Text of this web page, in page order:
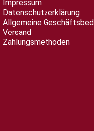
Impressum
Datenschutzerklärung
Allgemeine
Versand
Zahlungsmethoden